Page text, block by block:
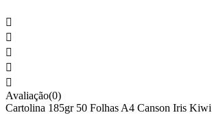





Avaliação(0)
Cartolina 185gr 50 Folhas A4 Canson Iris Kiwi